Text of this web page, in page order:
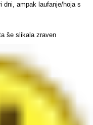
dni, ampak laufanje/hoja s
še slikala zraven